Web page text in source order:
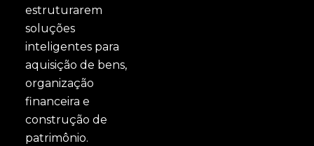
estruturarem
soluções
inteligentes para
aquisição de bens,
organização
financeira e
construção de
patrimônio.